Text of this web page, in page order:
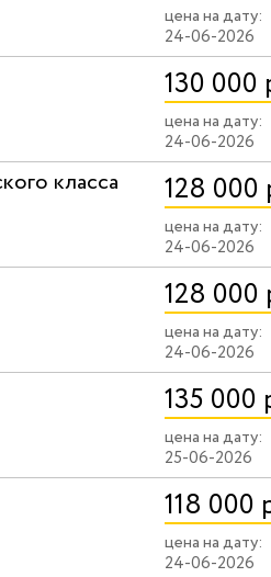
цена на дату:
24-06-2026
130 000
цена на дату:
24-06-2026
класса
128 000
цена на дату:
24-06-2026
128 000
цена на дату:
24-06-2026
135 000
цена на дату:
25-06-2026
118 000
цена на дату:
24-06-2026